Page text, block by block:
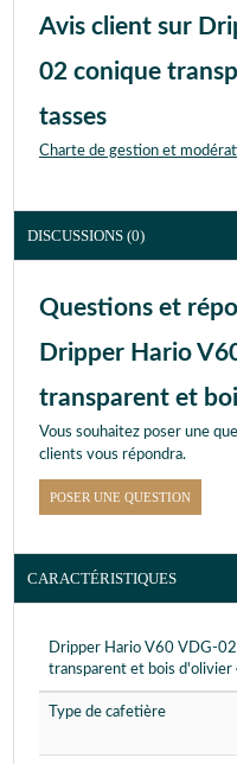
Avis client sur
02 conique
tasses
Charte de gestion et
DISCUSSIONS (0)
Questions et
Dripper Hario
transparent et
Vous souhaitez poser une
clients vous répondra.
POSER UNE QUESTION
CARACTÉRISTIQUES
Dripper Hario V60 VDG-
transparent et bois d'olivier
Type de cafetière